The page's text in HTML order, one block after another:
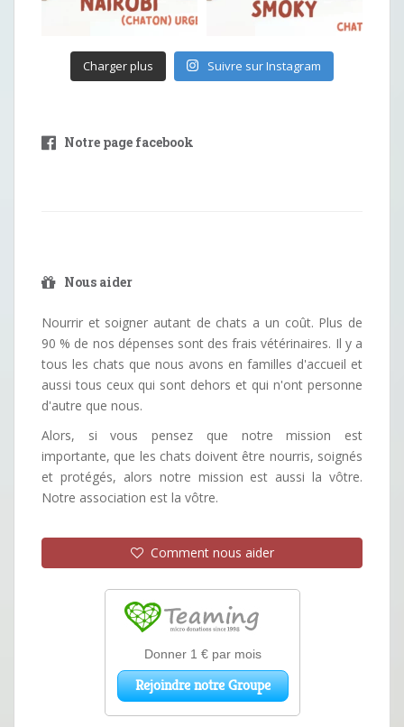
Charger plus Suivre sur Instagram
Notre page facebook
Nous aider
Nourrir et soigner autant de chats a un coût. Plus de
90 % de nos dépenses sont des frais vétérinaires. Il y a
tous les chats que nous avons en familles d'accueil et
aussi tous ceux qui sont dehors et qui n'ont personne
d'autre que nous.
Alors, si vous pensez que notre mission est
importante, que les chats doivent être nourris, soignés
et protégés, alors notre mission est aussi la vôtre.
Notre association est la vôtre.
Comment nous aider